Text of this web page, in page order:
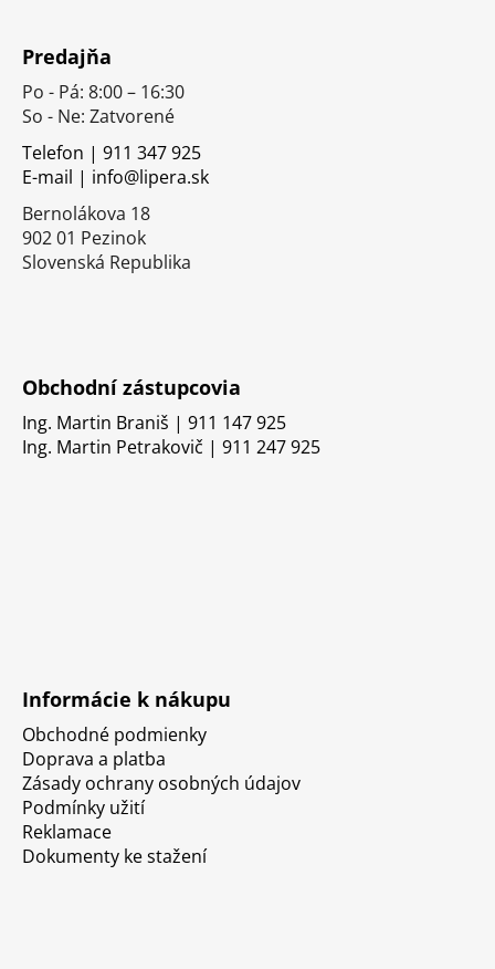
Predajňa
Po - Pá: 8:00 – 16:30
So - Ne: Zatvorené
Telefon | 911 347 925
E-mail | info@lipera.sk
Bernolákova 18
902 01 Pezinok
Slovenská Republika
Obchodní zástupcovia
Ing. Martin Braniš | 911 147 925
Ing. Martin Petrakovič | 911 247 925
Informácie k nákupu
Obchodné podmienky
Doprava a platba
Zásady ochrany osobných údajov
Podmínky užití
Reklamace
Dokumenty ke stažení